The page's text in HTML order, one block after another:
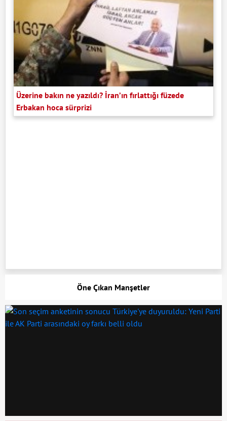
Üzerine bakın ne yazıldı? İran’ın fırlattığı füzede
Erbakan hoca sürprizi
Öne Çıkan Manşetler